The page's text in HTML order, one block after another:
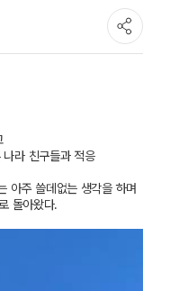
나라 친구들과 적응
아주 쓸데없는 생각을 하며
돌아왔다.